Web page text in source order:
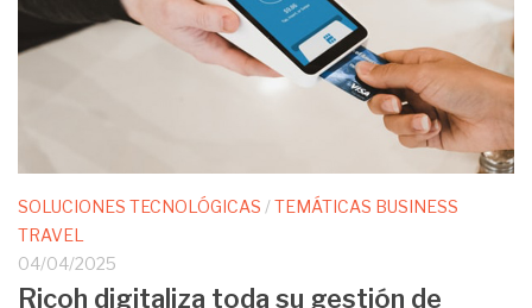
SOLUCIONES TECNOLÓGICAS /TEMÁTICAS BUSINESS
TRAVEL
04/04/2025
Ricoh digitaliza toda su gestión de